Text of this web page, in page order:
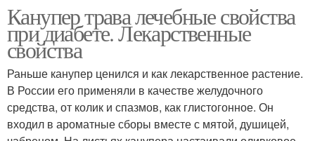
Канупер трава лечебные свойства
при диабете. Лекарственные
свойства
Раньше канупер ценился и как лекарственное растение.
В России его применяли в качестве желудочного
средства, от колик и спазмов, как глистогонное. Он
входил в ароматные сборы вместе с мятой, душицей,